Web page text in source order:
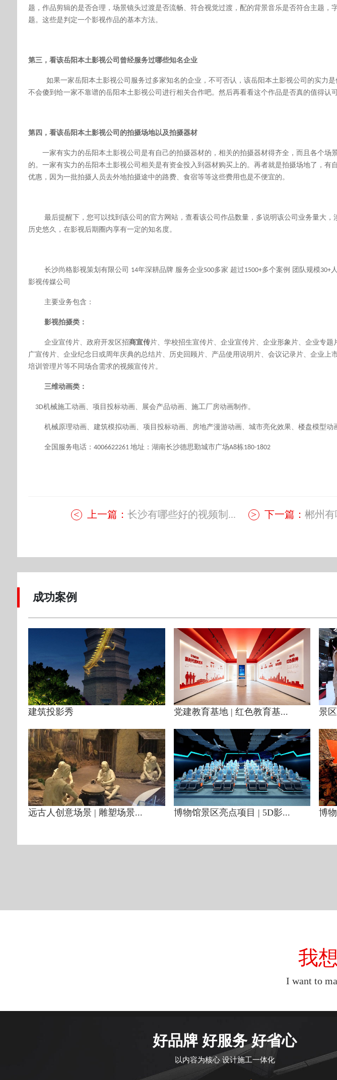
题，作品剪辑的是否合理，场景镜头过渡是否流畅、符合视觉过渡，配的背景音乐是否符合主题，
题。这些是判定一个影视作品的基本方法。
第三， 看该岳阳本土影视公司曾经服务过哪些知名企业
如果一家岳阳本土影视公司服务过多家知名的企业，不可否认，该岳阳本土影视公司的实力
不会傻到给一家不靠谱的岳阳本土影视公司进行相关合作吧。然后再看看这个作品是否真的值得认可
第四， 看该岳阳本土影视公司的拍摄场地以及拍摄器材
一家有实力的岳阳本土影视公司是有自己的拍摄器材的，相关的拍摄器材得齐全，而且各个场
的。一家有实力的岳阳本土影视公司相关是有资金投入到器材购买上的。再者就是拍摄场地了，有
优惠，因为一批拍摄人员去外地拍摄途中的路费、食宿等等这些费用也是不便宜的。
最后提醒下，您可以找到该公司的官方网站，查看该公司作品数量，多说明该公司业务量大
历史悠久，在影视后期圈内享有一定的知名度。
长沙尚格影视策划有限公司 14年深耕品牌 服务企业500多家 超过1500+多个案例 团队规模30+
影视传媒公司
主要业务包含：
影视拍摄类：
企业宣传片、政府开发区招商宣传片、学校招生宣传片、企业宣传片、企业形象片、企业专
广宣传片、企业纪念日或周年庆典的总结片、历史回顾片、产品使用说明片、会议记录片、企业上
培训管理片等不同场合需求的视频宣传片。
三维动画类：
3D机械施工动画、项目投标动画、展会产品动画、施工厂房动画制作。
机械原理动画、建筑模拟动画、项目投标动画、房地产漫游动画、城市亮化效果、楼盘模型动
全国服务电话： 4006622261 地址：湖南长沙德思勤城市广场A8栋180-1802
上一篇： 长沙有哪些好的视频制... 下一篇： 郴州
成功案例
建筑投影秀 党建教育基地 | 红色教育基... 景
远古人创意场景 | 雕塑场景... 博物馆景区亮点项目 | 5D影... 博
我
I want to
好品牌 好服务 好省心
以内容为核心 设计施工一体化